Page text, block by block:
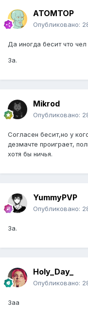
ATOMTOP
Опубликовано:
Да иногда бесит что чел
За.
Mikrod
Опубликовано:
Согласен бесит,но у
дезмачте проиграет,
хотя бы ничья.
YummyPVP
Опубликовано:
За.
Holy_Day_
Опубликовано:
Заа